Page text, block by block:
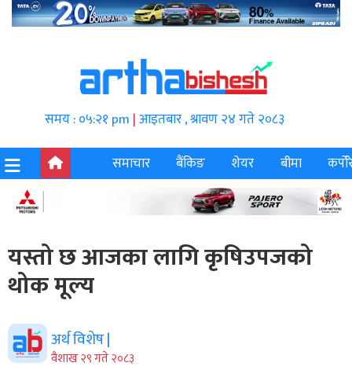
समय : ०५:२१ pm |आइतबार , श्रावण २४ गते २०८३
समाचार
बैंकिङ शेयर बीमा
यस्तो छ आजका लागि कृषिउपजको
थोक मूल्य
अर्थ विशेष |
वैशाख २९ गते २०८३